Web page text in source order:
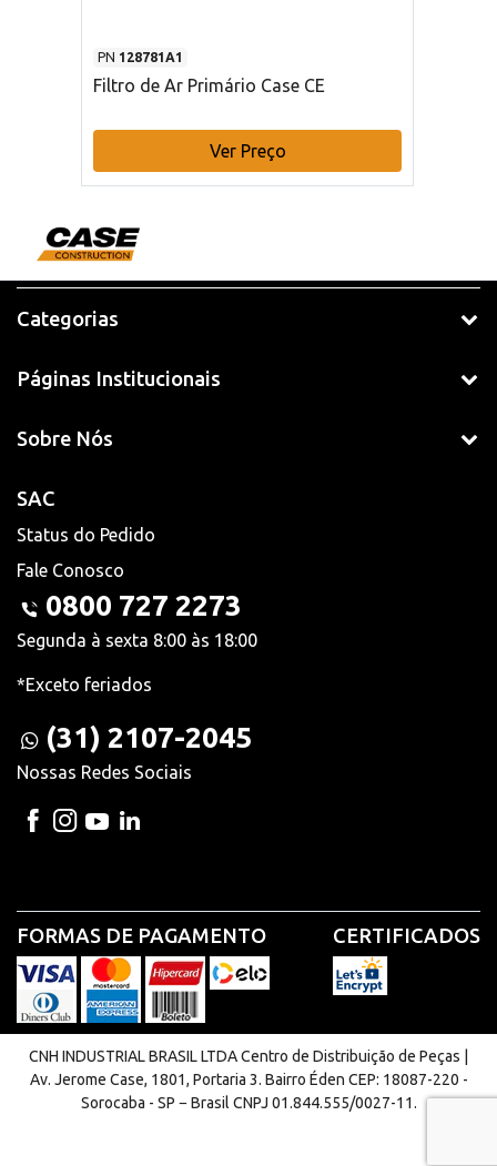
PN 128781A1
Filtro de Ar Primário Case CE
Ver Preço
Categorias
Páginas Institucionais
Sobre Nós
SAC
Status do Pedido
Fale Conosco
0800 727 2273
Segunda à sexta 8:00 às 18:00
*Exceto feriados
(31) 2107-2045
Nossas Redes Sociais
FORMAS DE PAGAMENTO CERTIFICADOS
CNH INDUSTRIAL BRASIL LTDA Centro de Distribuição de Peças |
Av. Jerome Case, 1801, Portaria 3. Bairro Éden CEP: 18087-220 -
Sorocaba - SP − Brasil CNPJ 01.844.555/0027-11.